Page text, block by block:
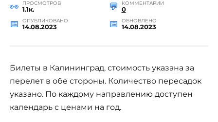
ПРОСМОТРОВ
1.1к.
КОММЕНТАРИИ
0
ОПУБЛИКОВАНО
14.08.2023
ОБНОВЛЕНО
14.08.2023
Билеты в Калининград, стоимость указана за
перелет в обе стороны. Количество пересадок
указано. По каждому направлению доступен
календарь с ценами на год.